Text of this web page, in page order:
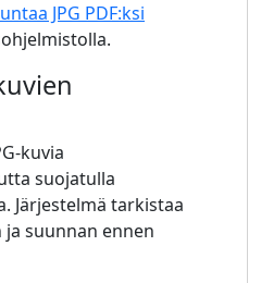
JPG PDF:ksi
kuvia
suojatulla
Järjestelmä tarkistaa
suunnan ennen